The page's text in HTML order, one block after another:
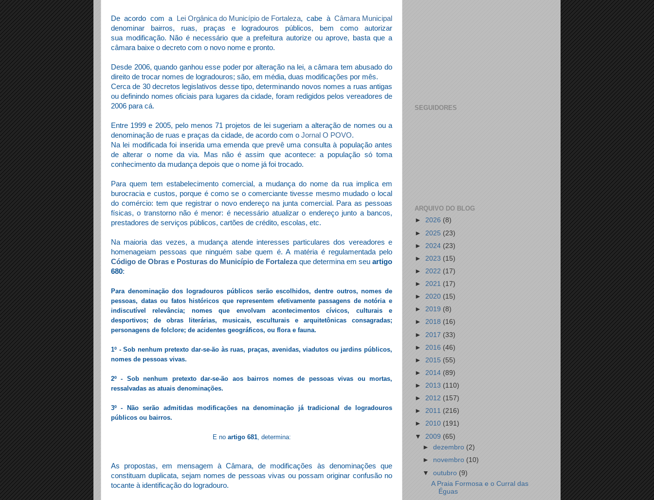
De acordo com a Lei Orgânica do Município de Fortaleza, cabe àCâmara Municipal
denominar bairros, ruas, praças e logradouros públicos, bem como autorizar
sua modificação. Não é necessário que a prefeitura autorize ou aprove, basta que a
câmara baixe o decreto com o novo nome e pronto.
Desde 2006, quando ganhou esse poder por alteração na lei, a câmara tem abusado do
direito de trocar nomes de logradouros; são, em média, duas modificações por mês.
Cerca de 30 decretos legislativos desse tipo, determinando novos nomes a ruas antigas
ou definindo nomes oficiais para lugares da cidade, foram redigidos pelos vereadores de
2006 para cá.
Entre 1999 e 2005, pelo menos 71 projetos de lei sugeriam a alteração de nomes ou a
denominação de ruas e praças da cidade, de acordo com o Jornal O POVO.
Na lei modificada foi inserida uma emenda que prevê uma consulta à população antes
de alterar o nome da via. Mas não é assim que acontece: a população só toma
conhecimento da mudança depois que o nome já foi trocado.
Para quem tem estabelecimento comercial, a mudança do nome da rua implica em
burocracia e custos, porque é como se o comerciante tivesse mesmo mudado o local
do comércio: tem que registrar o novo endereço na junta comercial. Para as pessoas
físicas, o transtorno não é menor: é necessário atualizar o endereço junto a bancos,
prestadores de serviços públicos, cartões de crédito, escolas, etc.
Na maioria das vezes, a mudança atende interesses particulares dos vereadores e
homenageiam pessoas que ninguém sabe quem é. A matéria é regulamentada pelo
Código de Obras e Posturas do Município de Fortalezaque determina em seu artigo
680:
Para denominação dos logradouros públicos serão escolhidos, dentre outros, nomes de
pessoas, datas ou fatos históricos que representem efetivamente passagens de notória e
indiscutível relevância; nomes que envolvam acontecimentos cívicos, culturais e
desportivos; de obras literárias, musicais, esculturais e arquitetônicas consagradas;
personagens de folclore; de acidentes geográficos, ou flora e fauna.
1º - Sob nenhum pretexto dar-se-ão às ruas, praças, avenidas, viadutos ou jardins públicos,
nomes de pessoas vivas.
2º - Sob nenhum pretexto dar-se-ão aos bairros nomes de pessoas vivas ou mortas,
ressalvadas as atuais denominações.
3º - Não serão admitidas modificações na denominação já tradicional de logradouros
públicos ou bairros.
E no artigo 681, determina:
As propostas, em mensagem à Câmara, de modificações às denominações que
constituam duplicata, sejam nomes de pessoas vivas ou possam originar confusão no
tocante à identificação do logradouro.
SEGUIDORES
ARQUIVO DO BLOG
► 2026 (8)
► 2025 (23)
► 2024 (23)
► 2023 (15)
► 2022 (17)
► 2021 (17)
► 2020 (15)
► 2019 (8)
► 2018 (16)
► 2017 (33)
► 2016 (46)
► 2015 (55)
► 2014 (89)
► 2013 (110)
► 2012 (157)
► 2011 (216)
► 2010 (191)
▼ 2009 (65)
►dezembro (2)
► novembro (10)
▼outubro (9)
A Praia Formosa e o Curral das
Éguas